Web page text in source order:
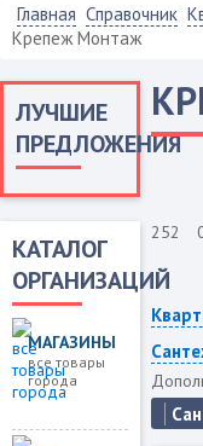
Главная Справочник
Крепеж Монтаж
ЛУЧШИЕ
ПРЕДЛОЖЕНИЯ
КАТАЛОГ
ОРГАНИЗАЦИЙ
МАГАЗИНЫ
все товары
города
252